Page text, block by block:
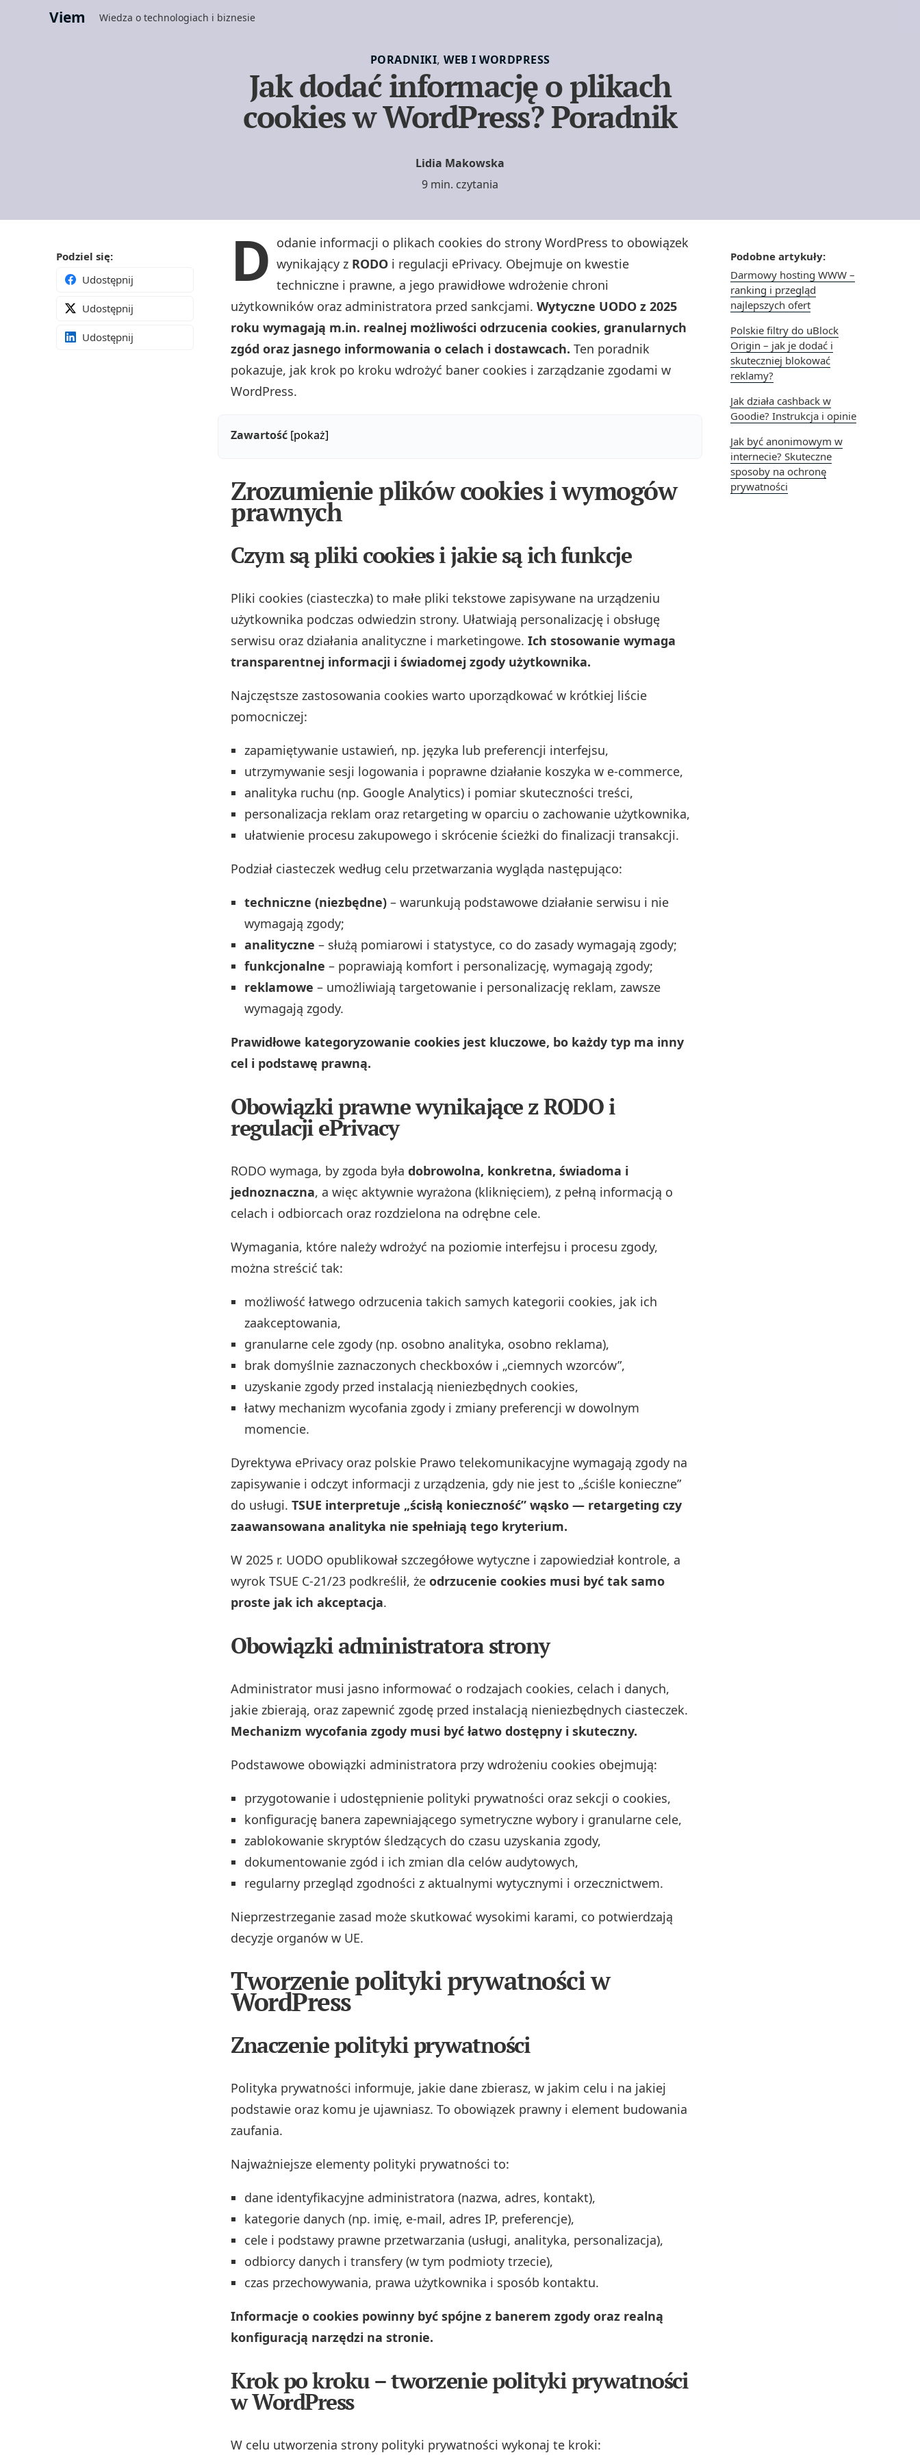
Viem Wiedza o technologiach i biznesie
PORADNIKI, WEB I WORDPRESS
Jak dodać informację o plikach
cookies w WordPress? Poradnik
Lidia Makowska
9 min. czytania
Podobne artykuły:
Darmowy hosting WWW –
ranking i przegląd
najlepszych ofert
Polskie filtry do uBlock
Origin – jak je dodać i
skuteczniej blokować
reklamy?
Jak działa cashback w
Goodie? Instrukcja i opinie
Jak być anonimowym w
internecie? Skuteczne
sposoby na ochronę
prywatności
Podziel się:
Udostępnij
Udostępnij
Udostępnij
D odanie informacji o plikach cookies do strony WordPress to obowiązek
wynikający z RODO i regulacji ePrivacy. Obejmuje on kwestie
techniczne i prawne, a jego prawidłowe wdrożenie chroni
użytkowników oraz administratora przed sankcjami. Wytyczne UODO z 2025
roku wymagają m.in. realnej możliwości odrzucenia cookies, granularnych
zgód oraz jasnego informowania o celach i dostawcach. Ten poradnik
pokazuje, jak krok po kroku wdrożyć baner cookies i zarządzanie zgodami w
WordPress.
Zawartość [pokaż]
Zrozumienie plików cookies i wymogów
prawnych
Czym są pliki cookies i jakie są ich funkcje
Pliki cookies (ciasteczka) to małe pliki tekstowe zapisywane na urządzeniu
użytkownika podczas odwiedzin strony. Ułatwiają personalizację i obsługę
serwisu oraz działania analityczne i marketingowe. Ich stosowanie wymaga
transparentnej informacji i świadomej zgody użytkownika.
Najczęstsze zastosowania cookies warto uporządkować w krótkiej liście
pomocniczej:
zapamiętywanie ustawień, np. języka lub preferencji interfejsu,
utrzymywanie sesji logowania i poprawne działanie koszyka w e‑commerce,
analityka ruchu (np. Google Analytics) i pomiar skuteczności treści,
personalizacja reklam oraz retargeting w oparciu o zachowanie użytkownika,
ułatwienie procesu zakupowego i skrócenie ścieżki do finalizacji transakcji.
Podział ciasteczek według celu przetwarzania wygląda następująco:
techniczne (niezbędne) – warunkują podstawowe działanie serwisu i nie
wymagają zgody;
analityczne – służą pomiarowi i statystyce, co do zasady wymagają zgody;
funkcjonalne – poprawiają komfort i personalizację, wymagają zgody;
reklamowe – umożliwiają targetowanie i personalizację reklam, zawsze
wymagają zgody.
Prawidłowe kategoryzowanie cookies jest kluczowe, bo każdy typ ma inny
cel i podstawę prawną.
Obowiązki prawne wynikające z RODO i
regulacji ePrivacy
RODO wymaga, by zgoda była dobrowolna, konkretna, świadoma i
jednoznaczna, a więc aktywnie wyrażona (kliknięciem), z pełną informacją o
celach i odbiorcach oraz rozdzielona na odrębne cele.
Wymagania, które należy wdrożyć na poziomie interfejsu i procesu zgody,
można streścić tak:
możliwość łatwego odrzucenia takich samych kategorii cookies, jak ich
zaakceptowania,
granularne cele zgody (np. osobno analityka, osobno reklama),
brak domyślnie zaznaczonych checkboxów i „ciemnych wzorców”,
uzyskanie zgody przed instalacją nieniezbędnych cookies,
łatwy mechanizm wycofania zgody i zmiany preferencji w dowolnym
momencie.
Dyrektywa ePrivacy oraz polskie Prawo telekomunikacyjne wymagają zgody na
zapisywanie i odczyt informacji z urządzenia, gdy nie jest to „ściśle konieczne”
do usługi. TSUE interpretuje „ścisłą konieczność” wąsko — retargeting czy
zaawansowana analityka nie spełniają tego kryterium.
W 2025 r. UODO opublikował szczegółowe wytyczne i zapowiedział kontrole, a
wyrok TSUE C‑21/23 podkreślił, że odrzucenie cookies musi być tak samo
proste jak ich akceptacja.
Obowiązki administratora strony
Administrator musi jasno informować o rodzajach cookies, celach i danych,
jakie zbierają, oraz zapewnić zgodę przed instalacją nieniezbędnych ciasteczek.
Mechanizm wycofania zgody musi być łatwo dostępny i skuteczny.
Podstawowe obowiązki administratora przy wdrożeniu cookies obejmują:
przygotowanie i udostępnienie polityki prywatności oraz sekcji o cookies,
konfigurację banera zapewniającego symetryczne wybory i granularne cele,
zablokowanie skryptów śledzących do czasu uzyskania zgody,
dokumentowanie zgód i ich zmian dla celów audytowych,
regularny przegląd zgodności z aktualnymi wytycznymi i orzecznictwem.
Nieprzestrzeganie zasad może skutkować wysokimi karami, co potwierdzają
decyzje organów w UE.
Tworzenie polityki prywatności w
WordPress
Znaczenie polityki prywatności
Polityka prywatności informuje, jakie dane zbierasz, w jakim celu i na jakiej
podstawie oraz komu je ujawniasz. To obowiązek prawny i element budowania
zaufania.
Najważniejsze elementy polityki prywatności to:
dane identyfikacyjne administratora (nazwa, adres, kontakt),
kategorie danych (np. imię, e‑mail, adres IP, preferencje),
cele i podstawy prawne przetwarzania (usługi, analityka, personalizacja),
odbiorcy danych i transfery (w tym podmioty trzecie),
czas przechowywania, prawa użytkownika i sposób kontaktu.
Informacje o cookies powinny być spójne z banerem zgody oraz realną
konfiguracją narzędzi na stronie.
Krok po kroku – tworzenie polityki prywatności
w WordPress
W celu utworzenia strony polityki prywatności wykonaj te kroki: